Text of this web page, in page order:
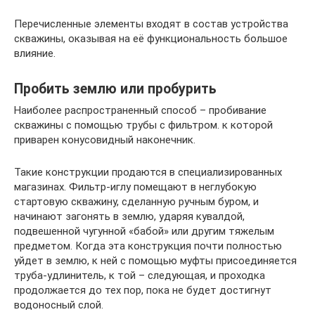
Перечисленные элементы входят в состав устройства
скважины, оказывая на её функциональность большое
влияние.
Пробить землю или пробурить
Наиболее распространенный способ – пробивание
скважины с помощью трубы с фильтром. к которой
приварен конусовидный наконечник.
Такие конструкции продаются в специализированных
магазинах. Фильтр-иглу помещают в неглубокую
стартовую скважину, сделанную ручным буром, и
начинают загонять в землю, ударяя кувалдой,
подвешенной чугунной «бабой» или другим тяжелым
предметом. Когда эта конструкция почти полностью
уйдет в землю, к ней с помощью муфты присоединяется
труба-удлинитель, к той – следующая, и проходка
продолжается до тех пор, пока не будет достигнут
водоносный слой.